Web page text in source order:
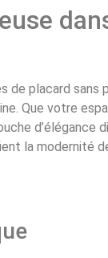
placard sans
Que votre
d’élégance
la modernité